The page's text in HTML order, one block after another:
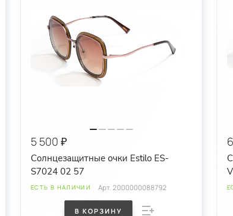
5 500 ₽
Солнцезащитные очки Estilo ES-
S7024 02 57
ЕСТЬ В НАЛИЧИИ Арт.2000000088792
В КОРЗИНУ